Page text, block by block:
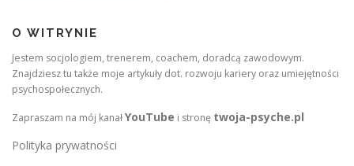
O WITRYNIE
Jestem socjologiem, trenerem, coachem, doradcą zawodowym.
Znajdziesz tu także moje artykuły dot. rozwoju kariery oraz umiejętności
psychospołecznych.
Zapraszam na mój kanałYouTube i stronę twoja-psyche.pl
Polityka prywatności